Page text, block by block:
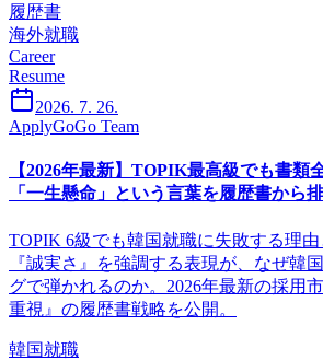
履歴書
海外就職
Career
Resume
2026. 7. 26.
ApplyGoGo Team
【2026年最新】TOPIK最高級でも書類
「一生懸命」という言葉を履歴書から
TOPIK 6級でも韓国就職に失敗する理
『誠実さ』を強調する表現が、なぜ韓
グで弾かれるのか。2026年最新の採用
重視』の履歴書戦略を公開。
韓国就職